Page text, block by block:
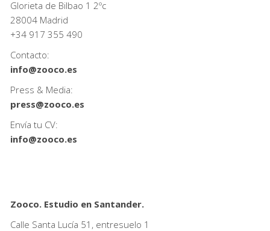
Glorieta de Bilbao 1 2ºc
28004 Madrid
+34 917 355 490
Contacto:
info@zooco.es
Press & Media:
press@zooco.es
Envía tu CV:
info@zooco.es
Zooco. Estudio en Santander.
Calle Santa Lucía 51, entresuelo 1